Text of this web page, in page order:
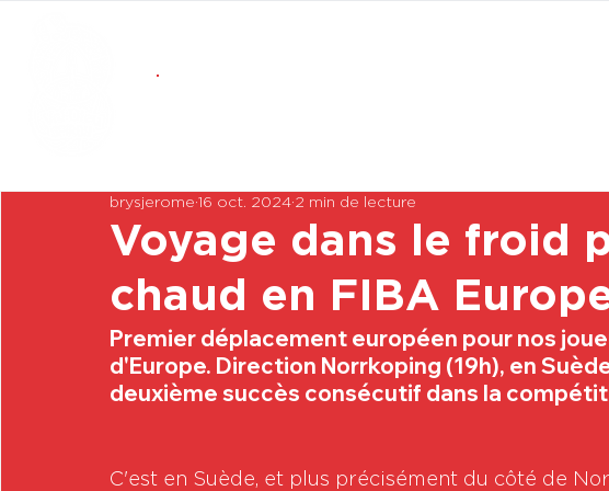
Voyage dans le froid
chaud en FIBA
brysjerome 16 oct. 2024 2 min de lecture
Premier déplacement européen pour nos
d'Europe. Direction Norrkoping (19h), en
deuxième succès consécutif dans la
C'est en Suède, et plus précisément du côté de